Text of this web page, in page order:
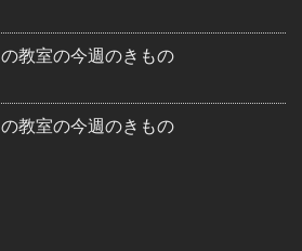
教室の今週のきもの
教室の今週のきもの